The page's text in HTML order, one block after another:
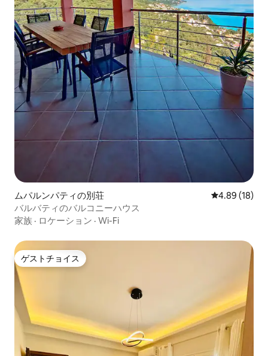
ムパルンパティの別荘 レビュー18
4.89 (18)
バルバティのバルコニーハウス
家族 · ロケーション · Wi-Fi
ゲストチョイス
ゲストチョイス